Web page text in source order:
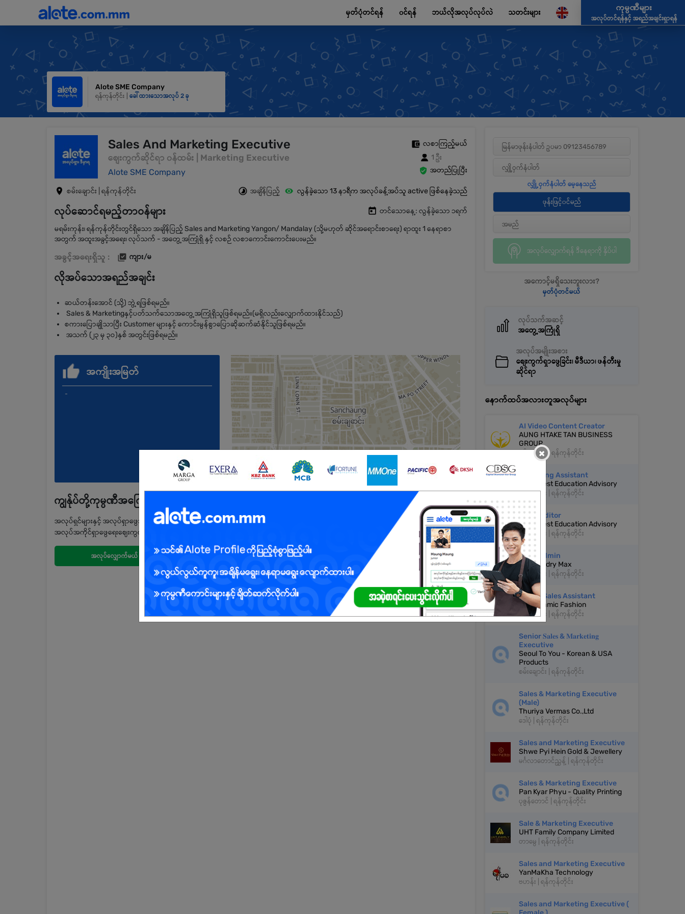
မှတ်ပုံတင်ရန် ၀င်ရန် ဘယ်လိုအလုပ်လုပ်လဲ သတင်းများ
ကုမ္ပဏီများ
အလုပ်တင်ရန်နှင့် အရည်အချင်းရှာရန်
Alote SME Company
ရန်ကုန်တိုင်း | ခေါ်ထားသောအလုပ် 2 ခု
Sales And Marketing Executive
စျေးကွက်ဆိုင်ရာ ၀န်ထမ်း | Marketing Executive
Alote SME Company
လစာကြည့်မယ်
1 ဦး
အတည်ပြုပြီး
စမ်းချောင်း | ရန်ကုန်တိုင်း အချိန်ပြည့် လွန်ခဲ့သော 13 နာရီက အလုပ်ခန့်အပ်သူ active ဖြစ်နေခဲ့သည်
လုပ်ဆောင်ရမည့်တာဝန်များ တင်သောနေ့: လွန်ခဲ့သော ၁ရက်
မရမ်းကုန်း၊ ရန်ကုန်တိုင်းတွင်ရှိသော အချိန်ပြည့် Sales and Marketing Yangon/ Mandalay (သို့မဟုတ် ဆိုင်အရောင်းစာရေး) ရာထူး 1 နေရာစာ
အတွက် အထူးအခွင့်အရေး၊ လုပ်သက် - အတွေ့အကြုံရှိ နှင့် လစဉ် လစာကောင်းကောင်းပေးမည်။
အခွင့်အရေးရှိသူ : ကျား/မ
လိုအပ်သောအရည်အချင်း
ဆယ်တန်းအောင် (သို့) ဘွဲ့ရဖြစ်ရမည်။
Sales & Marketingနှင့်ပတ်သက်သောအတွေ့အကြုံရှိသူဖြစ်ရမည်။(မရှိလည်းလျှောက်ထားနိုင်သည်)
စကားပြောချိုသာပြီး Customer များနှင့် ကောင်းမွန်စွာပြောဆိုဆက်ဆံနိုင်သူဖြစ်ရမည်။
အသက် (၂၃ မှ ၃ဝ)နှစ် အတွင်းဖြစ်ရမည်။
အကျိုးအမြတ်
-
ကျွန်ုပ်တို့ကုမ္ပဏီအကြောင်း
အလုပ်ရှင်များနှင့် အလုပ်ရှာဖွေသူများအကြားတွင် ချိန်ဆက်ပေးနိုင်ပြီး၊ မြန်မာနိုင်ငံရှိ ရုံးအလုပ်မဟုတ်သော ကာယ၊ ဉာဏဝန်ထမ်းများအတွက် အွန်လိုင်း
အလုပ်အကိုင်ရှာဖွေရေးဈေးကွက်တွင် ထိပ်ဆုံးဖြစ်စေရန်
အလုပ်လျှောက်မယ်
အလုပ်လျှောက်ရန် ဒီနေရာကို နှိပ်ပါ
အကောင့်မရှိသေးဘူးလား?
မှတ်ပုံတင်မယ်
လုပ်သက်အဆင့်
အတွေ့အကြုံရှိ
အလုပ်အမျိုးအစား
စျေးကွက်ရှာဖွေခြင်း၊ မီဒီယာ၊ ဖန်တီးမှု
ဆိုင်ရာ
နောက်ထပ်အလားတူအလုပ်များ
AI Video Content Creator
AUNG HTAKE TAN BUSINESS
GROUP
စမ်းချောင်း | ရန်ကုန်တိုင်း
Marketing Assistant
Grow Nest Education Advisory
စမ်းချောင်း | ရန်ကုန်တိုင်း
Video Editor
Grow Nest Education Advisory
စမ်းချောင်း | ရန်ကုန်တိုင်း
Page Admin
De Laundry Max
စမ်းချောင်း | ရန်ကုန်တိုင်း
Online Sales Assistant
DE Dynamic Fashion
စမ်းချောင်း | ရန်ကုန်တိုင်း
Senior 𝐒𝐚𝐥𝐞𝐬 & 𝐌𝐚𝐫𝐤𝐞𝐭𝐢𝐧𝐠
Executive
Seoul To You - Korean & USA
Products
စမ်းချောင်း | ရန်ကုန်တိုင်း
Sales & Marketing Executive
(Male)
Thuriya Vermas Co.,Ltd
ဒေါပုံ | ရန်ကုန်တိုင်း
Sales and Marketing Executive
Shwe Pyi Hein Gold & Jewellery
မင်္ဂလာတောင်ညွှန့် | ရန်ကုန်တိုင်း
Sales & Marketing Executive
Pan Kyar Phyu - Quality Printing
ပုဇွန်တောင် | ရန်ကုန်တိုင်း
Sale & Marketing Executive
UHT Family Company Limited
တာမွေ | ရန်ကုန်တိုင်း
Sales and Marketing Executive
YanMaKha Technology
ဗဟန်း | ရန်ကုန်တိုင်း
Sales and Marketing Executive (
×